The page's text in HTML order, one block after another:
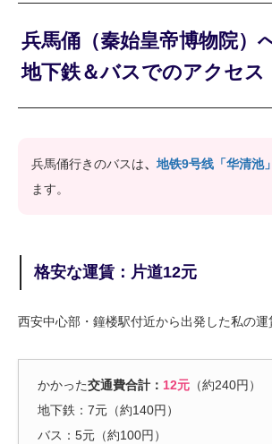
兵馬俑（秦始皇帝博物院）
地下鉄＆バスでのアクセス
兵馬俑行きのバスは、 地铁9号线「华清池
ます。
格安な運賃：片道12元
西安中心部・鐘楼駅付近から出発した私の運
かかった交通費合計： 12元 （約240円）
地下鉄：7元（約140円）
バス：5元（約100円）